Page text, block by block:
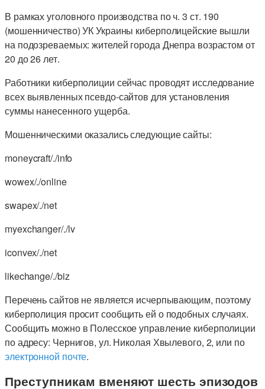
В рамках уголовного производства по ч. 3 ст. 190
(мошенничество) УК Украины киберполицейские вышли
на подозреваемых: жителей города Днепра возрастом от
20 до 26 лет.
Работники киберполиции сейчас проводят исследование
всех выявленных псевдо-сайтов для установления
суммы нанесенного ущерба.
Мошенническими оказались следующие сайты:
moneycraft/./info
wowex/./online
swapex/./net
myexchanger/./lv
iconvex/./net
likechange/./biz
Перечень сайтов не является исчерпывающим, поэтому
киберполиция просит сообщить ей о подобных случаях.
Сообщить можно в Полесское управление киберполиции
по адресу: Чернигов, ул. Николая Хвылевого, 2, или по
электронной почте.
Преступникам вменяют шесть эпизодов